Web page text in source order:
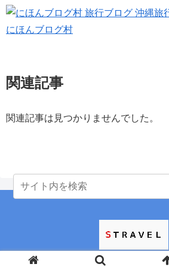
にほんブログ村
関連記事
関連記事は見つかりませんでした。